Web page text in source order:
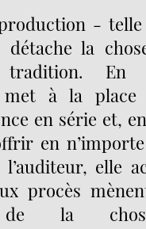
-
la
En
met à la place
en série et,
en
elle
procès
de la